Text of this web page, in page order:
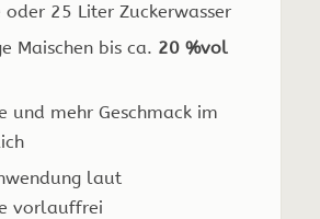
oder 25 Liter Zuckerwasser
Maischen bis ca. 20 %vol
und mehr Geschmack im
laut
vorlauffrei